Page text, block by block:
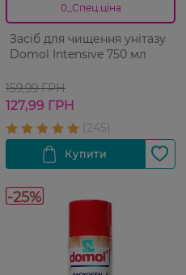
0_Спец.ціна
Засіб для чищення унітазу
Domol Intensive 750 мл
159,99 ГРН
127,99 ГРН
-25%